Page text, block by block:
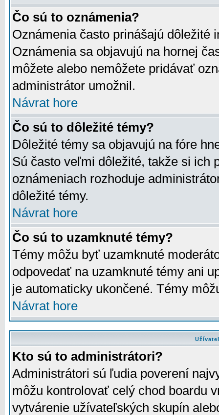
Čo sú to oznámenia?
Oznámenia často prinášajú dôležité
Oznámenia sa objavujú na hornej
môžete alebo nemôžete pridávať
administrátor umožnil.
Návrat hore
Čo sú to dôležité témy?
Dôležité témy sa objavujú na fóre
Sú často veľmi dôležité, takže si ich
oznámeniach rozhoduje
dôležité témy.
Návrat hore
Čo sú to uzamknuté témy?
Témy môžu byť uzamknuté
odpovedať na uzamknuté témy ani
je automaticky ukončené. Témy
Návrat hore
Kto sú to administrátori?
Administrátori sú ľudia poverení
môžu kontrolovať celý chod boardu
vytvárenie užívateľských skupín